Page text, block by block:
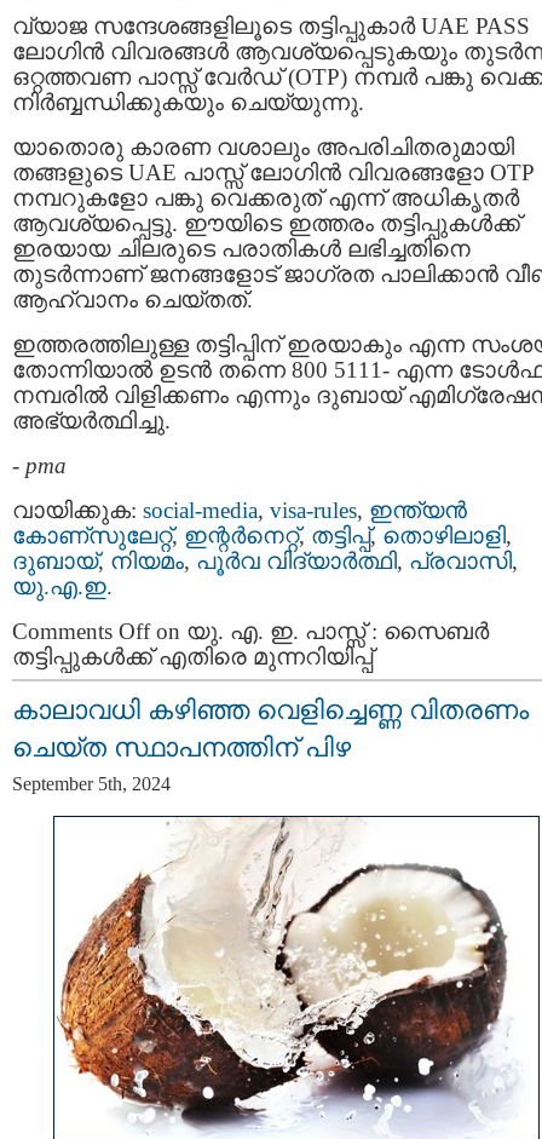
വ്യാജ സന്ദേശങ്ങളിലൂടെ തട്ടിപ്പുകാർ UAE PASS
ലോഗിൻ വിവരങ്ങൾ ആവശ്യപ്പെടുകയും
ഒറ്റത്തവണ പാസ്സ്‌ വേർഡ്‌ (OTP) നമ്പർ പങ്കു
നിർബ്ബന്ധിക്കുകയും ചെയ്യുന്നു.
യാതൊരു കാരണ വശാലും അപരിചിതരുമായി
തങ്ങളുടെ UAE പാസ്സ് ലോഗിൻ വിവരങ്ങളോ OTP
നമ്പറുകളോ പങ്കു വെക്കരുത് എന്ന് അധികൃതർ
ആവശ്യപ്പെട്ടു. ഈയിടെ ഇത്തരം തട്ടിപ്പുകൾക്ക്
ഇരയായ ചിലരുടെ പരാതികൾ ലഭിച്ചതിനെ
തുടർന്നാണ് ജനങ്ങളോട് ജാഗ്രത പാലിക്കാൻ
ആഹ്വാനം ചെയ്തത്.
ഇത്തരത്തിലുള്ള തട്ടിപ്പിന് ഇരയാകും എന്ന
തോന്നിയാൽ ഉടൻ തന്നെ 800 5111- എന്ന
നമ്പരിൽ വിളിക്കണം എന്നും ദുബായ്
അഭ്യർത്ഥിച്ചു.
- pma
വായിക്കുക: social-media, visa-rules, ഇന്ത്യന്‍
കോണ്സുലേറ്റ്, ഇന്റര്‍നെറ്റ്‌, തട്ടിപ്പ്‌, തൊഴിലാളി,
ദുബായ്‌, നിയമം, പൂര്‍വ വിദ്യാര്‍ത്ഥി, പ്രവാസി,
യു.എ.ഇ.
Comments Offon യു. എ. ഇ. പാസ്സ് : സൈബർ
തട്ടിപ്പുകൾക്ക് എതിരെ മുന്നറിയിപ്പ്
കാലാവധി കഴിഞ്ഞ വെളിച്ചെണ്ണ വിതരണം
ചെയ്ത സ്ഥാപനത്തിന് പിഴ
September 5th, 2024